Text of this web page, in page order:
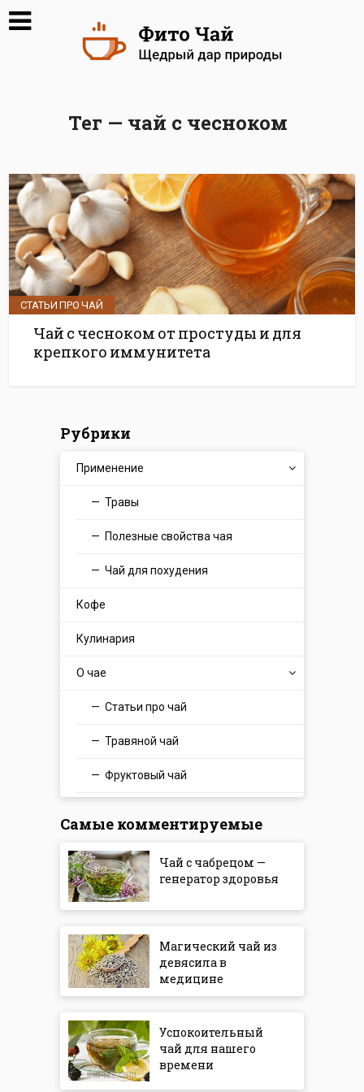
Тег — чай с чесноком
СТАТЬИ ПРО ЧАЙ
Чай с чесноком от простуды и для
крепкого иммунитета
Рубрики
Применение
Травы
Полезные свойства чая
Чай для похудения
Кофе
Кулинария
О чае
Статьи про чай
Травяной чай
Фруктовый чай
Самые комментируемые
Чай с чабрецом —
генератор здоровья
Магический чай из
девясила в
медицине
Успокоительный
чай для нашего
времени